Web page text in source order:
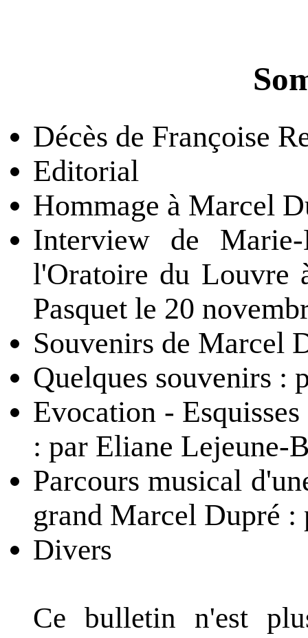
Décès de Françoise
Editorial
Hommage à Marcel
Interview de
l'Oratoire du Louvre
Pasquet le 20
Souvenirs de Marcel
Quelques souvenirs :
Evocation -
: par Eliane Lejeune-
Parcours musical
grand Marcel Dupré :
Divers
Ce bulletin n'est